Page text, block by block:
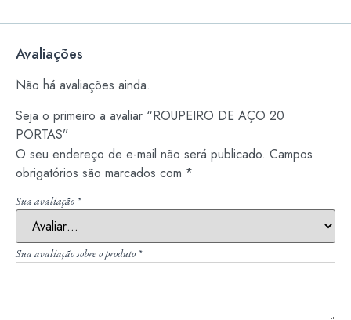
Avaliações
Não há avaliações ainda.
Seja o primeiro a avaliar “ROUPEIRO DE AÇO 20
PORTAS”
O seu endereço de e-mail não será publicado. Campos
obrigatórios são marcados com *
Sua avaliação *
Sua avaliação sobre o produto *